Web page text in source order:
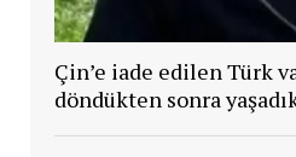
Çin’e iade edilen Türk
döndükten sonra